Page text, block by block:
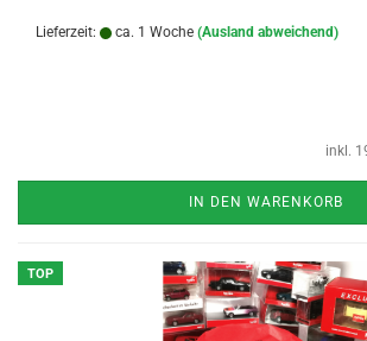
Lieferzeit: ca. 1 Woche (Ausland abweichend)
inkl.
IN DEN WARENKORB
TOP